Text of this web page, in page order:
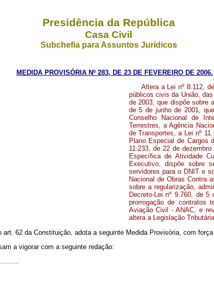
Presidência da República
Casa Civil
Subchefia para Assuntos Jurídicos
MEDIDA PROVISÓRIA Nº 283, DE 23 DE FEVEREIRO DE 2006.
Altera a Lei nº 8.112,
públicos civis da União,
de 2003, que dispõe sobre
de 5 de junho de 2001,
Conselho Nacional de
Terrestres, a Agência
de Transportes, a Lei nº
Plano Especial de Cargos
11.233, de 22 de
Específica de Atividade
Executivo, dispõe sobre
servidores para o DNIT e
Nacional de Obras Contra
sobre a regularização,
Decreto-Lei nº 9.760, de
prorrogação de contratos
Aviação Civil - ANAC, e
altera a Legislação
62 da Constituição, adota a seguinte Medida Provisória, com força
a vigorar com a seguinte redação: